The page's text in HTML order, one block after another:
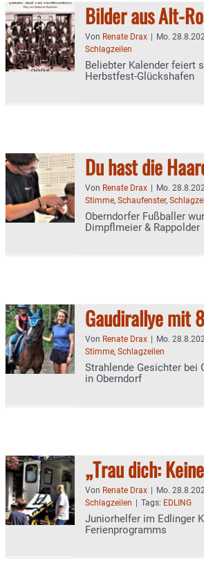
Bilder aus Alt-
Von Renate Drax Mo.
Schlagzeilen
Beliebter Kalender feiert
Herbstfest-Glückshafen
Du hast die
Von Renate Drax Mo.
Stimme, Schaufenster,
Oberndorfer Fußballer
Dimpflmeier & Rappolder
Gaudirallye mit
Von Renate Drax Mo.
Stimme, Schlagzeilen
Strahlende Gesichter bei
in Oberndorf
„Trau dich:
Von Renate Drax Mo.
Schlagzeilen
Tags: EDLING
Juniorhelfer im Edlinger
Ferienprogramms